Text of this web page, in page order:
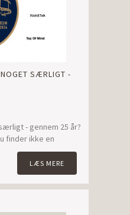
SÆRLIGT -
- gennem 25 år?
finder ikke en
LÆS MERE